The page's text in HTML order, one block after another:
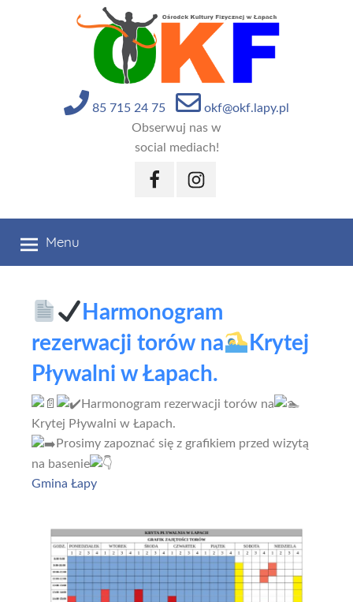
85 715 24 75
okf@okf.lapy.pl
Obserwuj nas w
social mediach!
FacebookInstagram
Menu
Harmonogram
rezerwacji torów na
Krytej
Pływalni w Łapach.
Harmonogram rezerwacji torów na
Krytej Pływalni w Łapach.
Prosimy zapoznać się z grafikiem przed wizytą
na basenie
Gmina Łapy